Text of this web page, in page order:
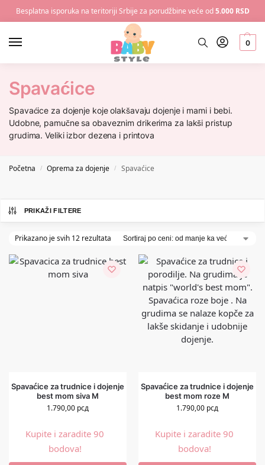
Besplatna isporuka na teritoriji Srbije za porudžbine veće od5.000 RSD
0
Spavaćice
Spavaćice za dojenje koje olakšavaju dojenje i mami i bebi.
Udobne, pamučne sa obaveznim drikerima za lakši pristup
grudima. Veliki izbor dezena i printova
Početna / Oprema za dojenje / Spavaćice
PRIKAŽI FILTERE
Prikazano je svih 12 rezultata
Spavaćice za trudnice i dojenje
best mom siva M
1.790,00 рсд
Kupite i zaradite 90
bodova!
Spavaćice za trudnice i dojenje
best mom roze M
1.790,00 рсд
Kupite i zaradite 90
bodova!